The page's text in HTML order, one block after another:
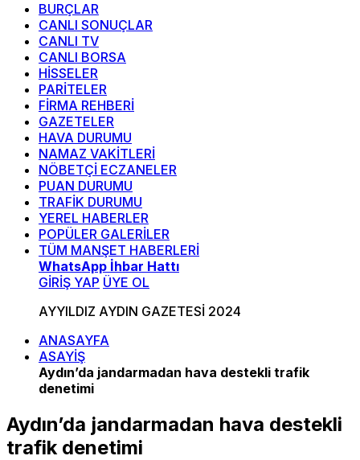
BURÇLAR
CANLI SONUÇLAR
CANLI TV
CANLI BORSA
HİSSELER
PARİTELER
FİRMA REHBERİ
GAZETELER
HAVA DURUMU
NAMAZ VAKİTLERİ
NÖBETÇİ ECZANELER
PUAN DURUMU
TRAFİK DURUMU
YEREL HABERLER
POPÜLER GALERİLER
TÜM MANŞET HABERLERİ
WhatsApp İhbar Hattı
GİRİŞ YAP ÜYE OL
AYYILDIZ AYDIN GAZETESİ 2024
ANASAYFA
ASAYİŞ
Aydın’da jandarmadan hava destekli trafik
denetimi
Aydın’da jandarmadan hava destekli
trafik denetimi